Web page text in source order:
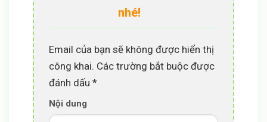
nhé!
Email của bạn sẽ không được hiển thị
công khai. Các trường bắt buộc được
đánh dấu *
Nội dung